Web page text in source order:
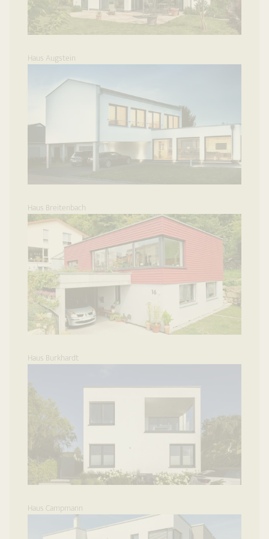
Haus Augstein
Haus Breitenbach
Haus Burkhardt
Haus Campmann